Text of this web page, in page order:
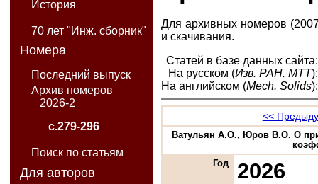
История
70 лет "Инж. сборник"
Номера
Последний выпуск
Архив номеров
2026-2
с.279-296
Поиск по статьям
Для авторов
Для архивных номеров
и скачивания.
Статей в базе данных сайта:
На русском (Изв. РАН. МТТ):
На английском (Mech. Solids):
<<
Ватульян А.О., Юров В.О. О
Год
2026